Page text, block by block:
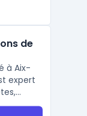
de
à Aix-
expert